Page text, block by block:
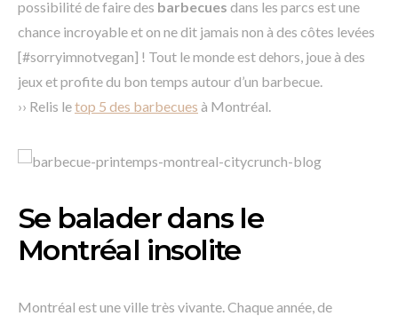
possibilité de faire des barbecues dans les parcs est une
chance incroyable et on ne dit jamais non à des côtes levées
[#sorryimnotvegan] ! Tout le monde est dehors, joue à des
jeux et profite du bon temps autour d’un barbecue.
›› Relis letop 5 des barbecues à Montréal.
Se balader dans le
Montréal insolite
Montréal est une ville très vivante. Chaque année, de